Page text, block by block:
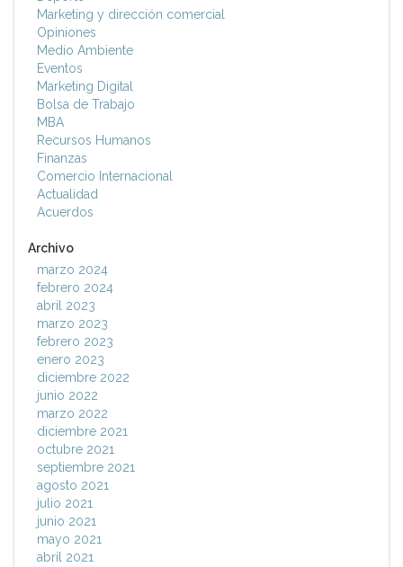
Marketing y dirección comercial
Opiniones
Medio Ambiente
Eventos
Marketing Digital
Bolsa de Trabajo
MBA
Recursos Humanos
Finanzas
Comercio Internacional
Actualidad
Acuerdos
Archivo
marzo 2024
febrero 2024
abril 2023
marzo 2023
febrero 2023
enero 2023
diciembre 2022
junio 2022
marzo 2022
diciembre 2021
octubre 2021
septiembre 2021
agosto 2021
julio 2021
junio 2021
mayo 2021
abril 2021